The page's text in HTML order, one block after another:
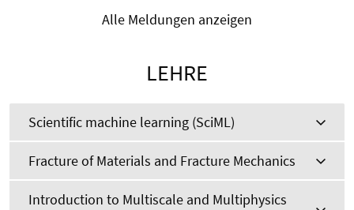
Alle Meldungen anzeigen
LEHRE
Scientific machine learning (SciML)
Fracture of Materials and Fracture Mechanics
Introduction to Multiscale and Multiphysics